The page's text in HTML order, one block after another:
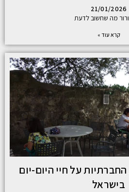
21/01/2026
ורור מה שחשוב לדעת
קרא עוד »
על חיי היום-יום
בישראל